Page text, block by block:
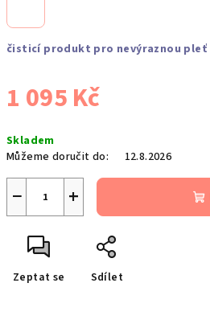
čisticí produkt pro nevýraznou pleť
1 095 Kč
cena:
Skladem
Můžeme doručit do:
12.8.2026
+
−
Zeptat se Sdílet